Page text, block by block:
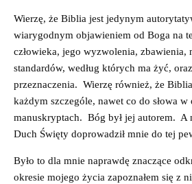
Wierzę, że Biblia jest jedynym
wiarygodnym objawieniem od Boga na
człowieka, jego wyzwolenia,
standardów, według których ma żyć,
przeznaczenia. Wierzę również, że
każdym szczególe, nawet co do słowa
manuskryptach. Bóg był jej autorem. A
Duch Święty doprowadził mnie do tej
Było to dla mnie naprawdę znaczące
okresie mojego życia zapoznałem się z